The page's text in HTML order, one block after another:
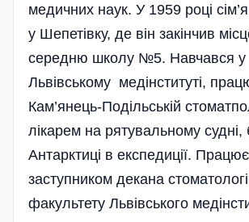
медичних наук. У 1959 році
у Шепетівку, де він закінчив
середню школу №5. Навчався у
Львівському медінституті,
Кам’янець-Подільській
лікарем на рятувальному судні,
Антарктиці в експедиції. Працює
заступником декана
факультету Львівського